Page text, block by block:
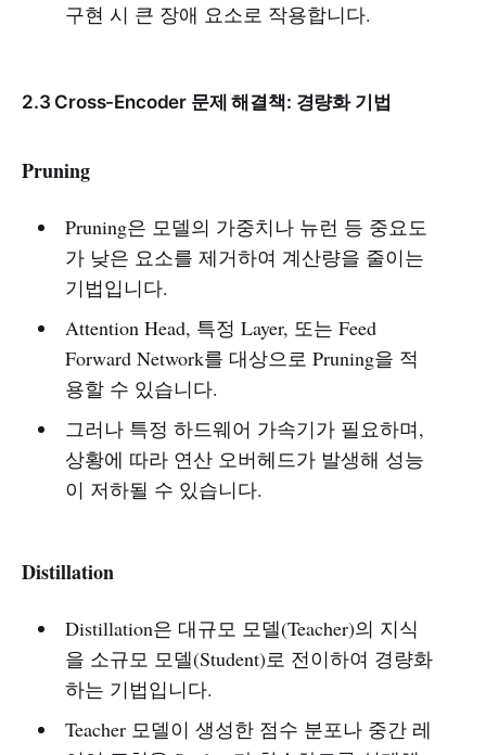
구현 시 큰 장애 요소로 작용합니다.
2.3 Cross-Encoder 문제 해결책: 경량화 기법
Pruning
Pruning은 모델의 가중치나 뉴런 등 중요도
가 낮은 요소를 제거하여 계산량을 줄이는
기법입니다.
Attention Head, 특정 Layer, 또는 Feed
Forward Network를 대상으로 Pruning을 적
용할 수 있습니다.
그러나 특정 하드웨어 가속기가 필요하며,
상황에 따라 연산 오버헤드가 발생해 성능
이 저하될 수 있습니다.
Distillation
Distillation은 대규모 모델(Teacher)의 지식
을 소규모 모델(Student)로 전이하여 경량화
하는 기법입니다.
Teacher 모델이 생성한 점수 분포나 중간 레